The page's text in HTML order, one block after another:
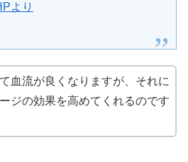
より
血流が良くなりますが、それに
ジの効果を高めてくれるのです